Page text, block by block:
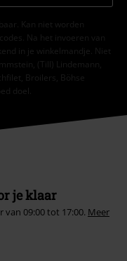
Kan niet worden
Na het invoeren van
in je winkelmandje. Niet
(Till) Lindemann,
Broilers, Böhse
doel.
je klaar
van 09:00 tot 17:00. Meer